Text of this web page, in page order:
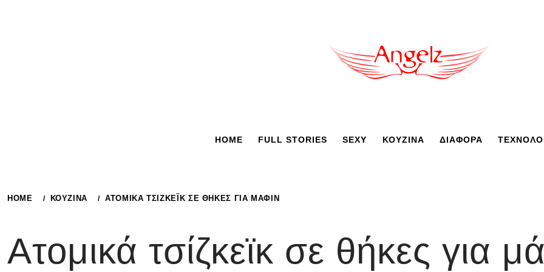
HOME FULL STORIES SEXY ΚΟΥΖΙΝΑ ΔΙΑΦΟΡΑ
HOME ΚΟΥΖΙΝΑ ΑΤΟΜΙΚΆ ΤΣΊΖΚΕΪΚ ΣΕ ΘΉΚΕΣ ΓΙΑ ΜΆΦΙΝ
Ατομικά τσίζκεϊκ σε θήκες για